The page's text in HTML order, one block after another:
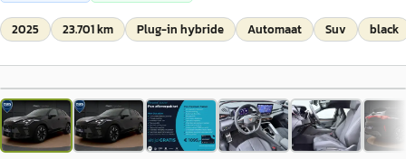
2025 23.701 km Plug-in hybride Automaat Suv black
1/20